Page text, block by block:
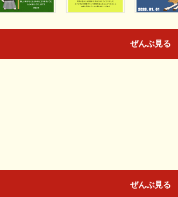
ぜんぶ見る
ぜんぶ見る